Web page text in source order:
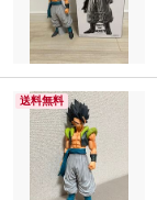
送料無料